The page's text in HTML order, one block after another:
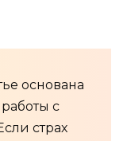
основана
с
страх